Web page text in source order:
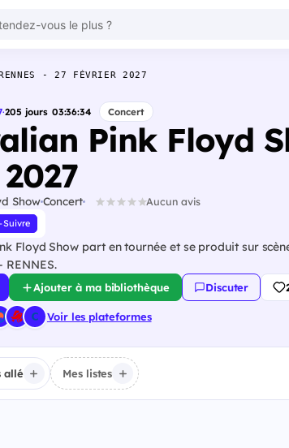
- 27 FÉVRIER 2027
·205 jours 03:36:33 Concert
Pink Floyd
ShowConcert Aucun avis
Suivre
Floyd Show part en tournée et se produit sur
Ajouter à ma bibliothèque Discuter
Voir les plateformes
allé Mes listes